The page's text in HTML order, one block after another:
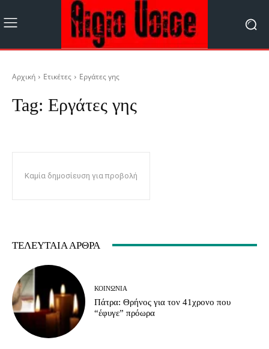
Αρχική Ετικέτες Εργάτες γης
Tag: Εργάτες γης
Καμία δημοσίευση για προβολή
ΤΕΛΕΥΤΑΊΑ ΆΡΘΡΑ
ΚΟΙΝΩΝΊΑ
Πάτρα: Θρήνος για τον 41χρονο που
“έφυγε” πρόωρα